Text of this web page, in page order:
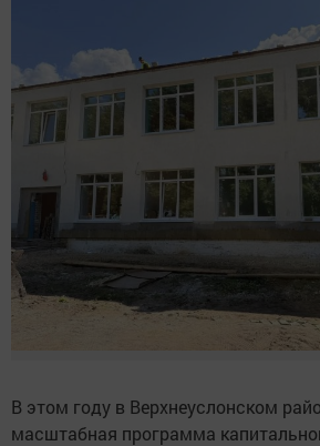
В этом году в Верхнеуслонском
масштабная программа